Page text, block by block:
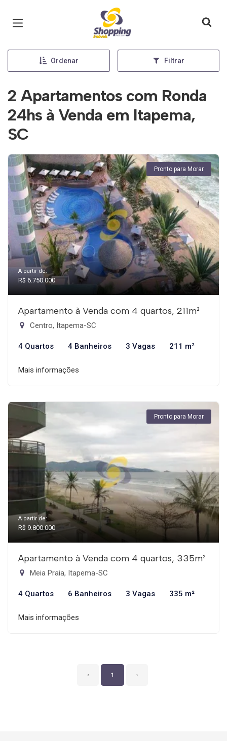
Página inicial
Ordenar Filtrar
2 Apartamentos com Ronda
24hs à Venda em Itapema,
SC
Pronto para Morar
A partir de:
R$ 6.750.000
Apartamento à Venda com 4 quartos, 211m²
Centro, Itapema-SC
4 Quartos 4 Banheiros 3 Vagas 211 m²
Mais informações
Pronto para Morar
A partir de:
R$ 9.800.000
Apartamento à Venda com 4 quartos, 335m²
Meia Praia, Itapema-SC
4 Quartos 6 Banheiros 3 Vagas 335 m²
Mais informações
‹ 1 ›